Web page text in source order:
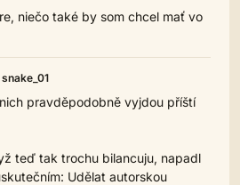
niečo také by som chcel mať vo
snake_01
pravděpodobně vyjdou příští
teď tak trochu bilancuju, napadl
Udělat autorskou